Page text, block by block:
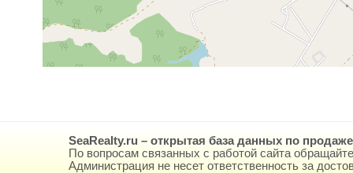
SeaRealty.ru – открытая база данных по
По вопросам связанных с работой сайта
Администрация не несет ответственность за